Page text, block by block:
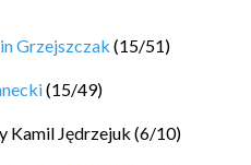
Grzejszczak (15/51)
(15/49)
Kamil Jędrzejuk (6/10)